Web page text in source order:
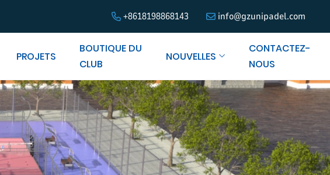
+8618198868143 info@gzunipadel.com
PROJETS
BOUTIQUE DU
CLUB
NOUVELLES
CONTACTEZ-
NOUS